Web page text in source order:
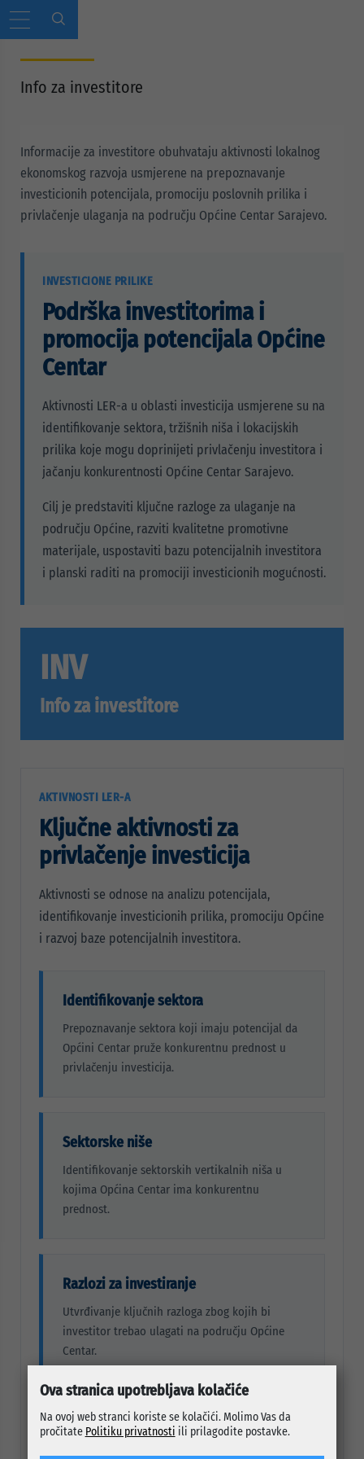
Info za investitore
Informacije za investitore obuhvataju aktivnosti lokalnog
ekonomskog razvoja usmjerene na prepoznavanje
investicionih potencijala, promociju poslovnih prilika i
privlačenje ulaganja na području Općine Centar Sarajevo.
INVESTICIONE PRILIKE
Podrška investitorima i
promocija potencijala Općine
Centar
Aktivnosti LER-a u oblasti investicija usmjerene su na
identifikovanje sektora, tržišnih niša i lokacijskih
prilika koje mogu doprinijeti privlačenju investitora i
jačanju konkurentnosti Općine Centar Sarajevo.
Cilj je predstaviti ključne razloge za ulaganje na
području Općine, razviti kvalitetne promotivne
materijale, uspostaviti bazu potencijalnih investitora
i planski raditi na promociji investicionih mogućnosti.
INV
Info za investitore
AKTIVNOSTI LER-A
Ključne aktivnosti za
privlačenje investicija
Aktivnosti se odnose na analizu potencijala,
identifikovanje investicionih prilika, promociju Općine
i razvoj baze potencijalnih investitora.
Identifikovanje sektora
Prepoznavanje sektora koji imaju potencijal da
Općini Centar pruže konkurentnu prednost u
privlačenju investicija.
Sektorske niše
Identifikovanje sektorskih vertikalnih niša u
kojima Općina Centar ima konkurentnu
prednost.
Razlozi za investiranje
Utvrđivanje ključnih razloga zbog kojih bi
investitor trebao ulagati na području Općine
Centar.
Lokacijske prilike
Identifikovanje lokacijskih investicionih prilika i
Ova stranica upotrebljava kolačiće
Na ovoj web stranci koriste se kolačići. Molimo Vas da
pročitate Politiku privatnosti ili prilagodite postavke.